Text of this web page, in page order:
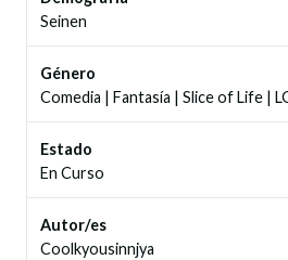
Seinen
Género
Comedia | Fantasía | Slice of Life |
Estado
En Curso
Autor/es
Coolkyousinnjya